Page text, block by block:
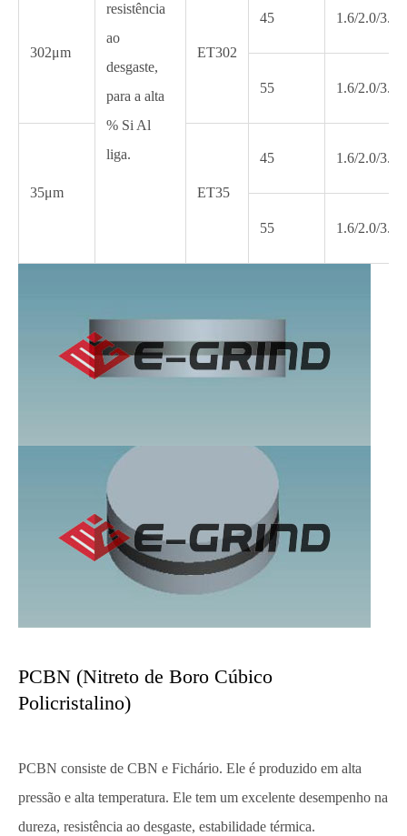
resistência
ao
desgaste,
para a alta
% Si Al
liga.
302μm ET302
45 1.6/2.0/3.2
55 1.6/2.0/3.2
35μm ET35
45 1.6/2.0/3.2
55 1.6/2.0/3.2
PCBN (Nitreto de Boro Cúbico
Policristalino)
PCBN consiste de CBN e Fichário. Ele é produzido em alta
pressão e alta temperatura. Ele tem um excelente desempenho na
dureza, resistência ao desgaste, estabilidade térmica.